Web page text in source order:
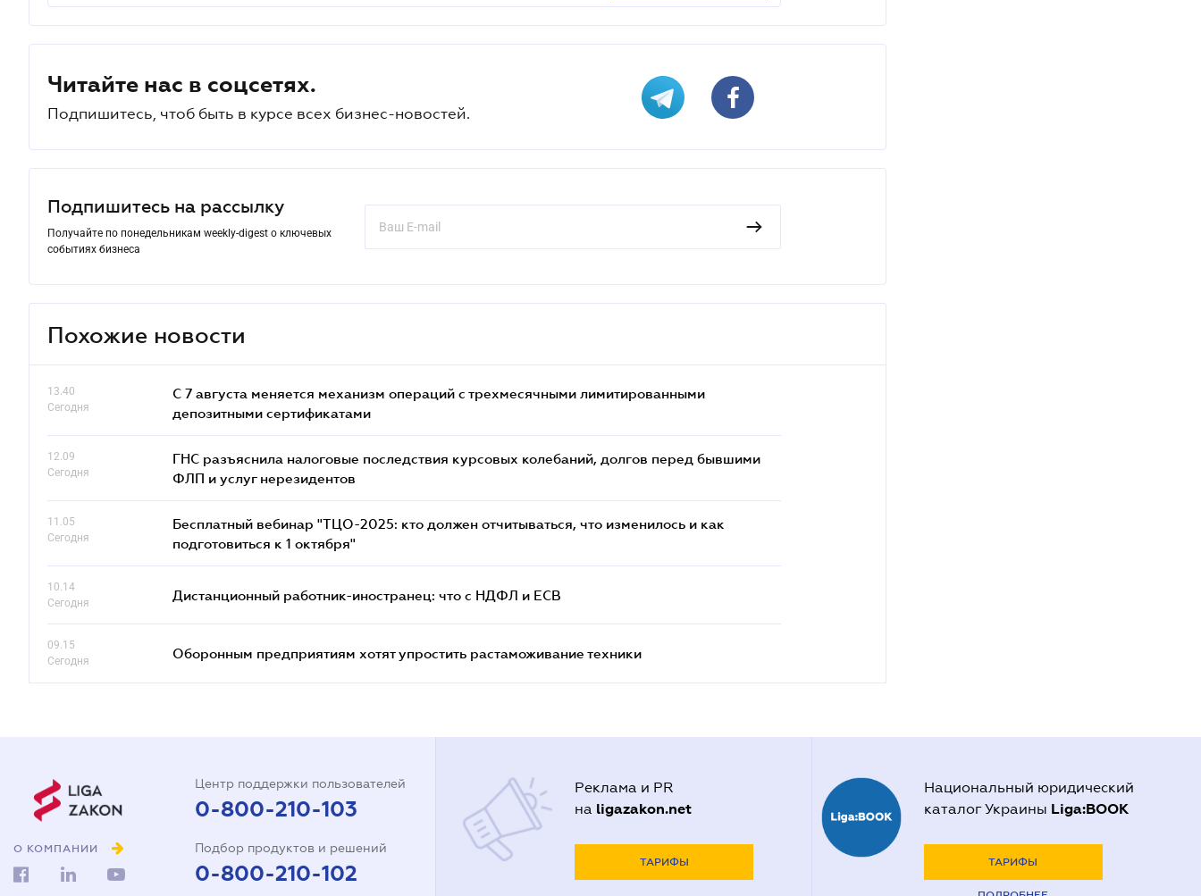
Читайте нас в соцсетях.
Подпишитесь, чтоб быть в курсе всех бизнес-новостей.
Подпишитесь на рассылку
Получайте по понедельникам weekly-digest о ключевых
событиях бизнеса
Похожие новости
13.40
Сегодня
С 7 августа меняется механизм операций с трехмесячными лимитированными
депозитными сертификатами
12.09
Сегодня
ГНС разъяснила налоговые последствия курсовых колебаний, долгов перед бывшими
ФЛП и услуг нерезидентов
11.05
Сегодня
Бесплатный вебинар "ТЦО-2025: кто должен отчитываться, что изменилось и как
подготовиться к 1 октября"
10.14
Сегодня
Дистанционный работник-иностранец: что с НДФЛ и ЕСВ
09.15
Сегодня
Оборонным предприятиям хотят упростить растаможивание техники
О КОМПАНИИ
Центр поддержки пользователей
0-800-210-103
Подбор продуктов и решений
0-800-210-102
Реклама и PR
на ligazakon.net
ТАРИФЫ
Национальный юридический
каталог Украины Liga:BOOK
ТАРИФЫ